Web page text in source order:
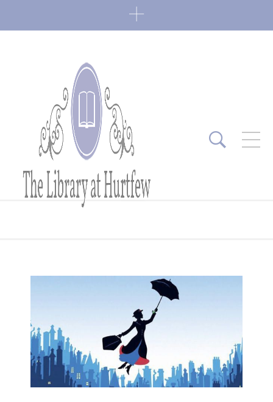
Fin de série 2022
7 janvier 2022 0 Comments
Lectures 2022
6 janvier 2022 0 Comments
Lectures 2021
26 mai 2021 2 Comments
8 décembre 2020 1 Comment